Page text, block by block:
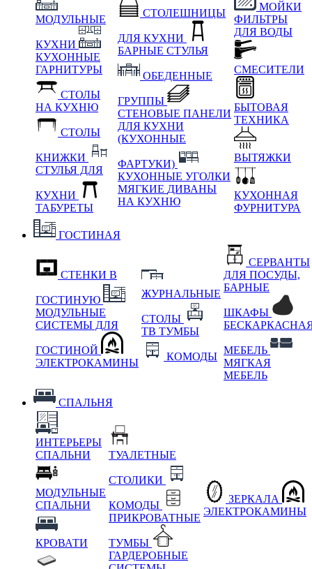
МОДУЛЬНЫЕ
КУХНИ
КУХОННЫЕ
ГАРНИТУРЫ
СТОЛЫ
НА КУХНЮ
СТОЛЫ
КНИЖКИ
СТУЛЬЯ ДЛЯ
КУХНИ
ТАБУРЕТЫ
СТОЛЕШНИЦЫ
ДЛЯ КУХНИ
БАРНЫЕ СТУЛЬЯ
ОБЕДЕННЫЕ
ГРУППЫ
СТЕНОВЫЕ ПАНЕЛИ
ДЛЯ КУХНИ
(КУХОННЫЕ
ФАРТУКИ)
КУХОННЫЕ УГОЛКИ
МЯГКИЕ ДИВАНЫ
НА КУХНЮ
МОЙКИ
ФИЛЬТРЫ
ДЛЯ ВОДЫ
СМЕСИТЕЛИ
БЫТОВАЯ
ТЕХНИКА
ВЫТЯЖКИ
КУХОННАЯ
ФУРНИТУРА
ГОСТИНАЯ
СТЕНКИ В
ГОСТИНУЮ
МОДУЛЬНЫЕ
СИСТЕМЫ ДЛЯ
ГОСТИНОЙ
ЭЛЕКТРОКАМИНЫ
ЖУРНАЛЬНЫЕ
СТОЛЫ
ТВ ТУМБЫ
КОМОДЫ
СЕРВАНТЫ
ДЛЯ ПОСУДЫ,
БАРНЫЕ
ШКАФЫ
МЕБЕЛЬ
МЯГКАЯ
МЕБЕЛЬ
СПАЛЬНЯ
ИНТЕРЬЕРЫ
СПАЛЬНИ
МОДУЛЬНЫЕ
СПАЛЬНИ
КРОВАТИ
ТУАЛЕТНЫЕ
СТОЛИКИ
КОМОДЫ
ПРИКРОВАТНЫЕ
ТУМБЫ
ГАРДЕРОБНЫЕ
ЗЕРКАЛА
ЭЛЕКТРОКАМИНЫ